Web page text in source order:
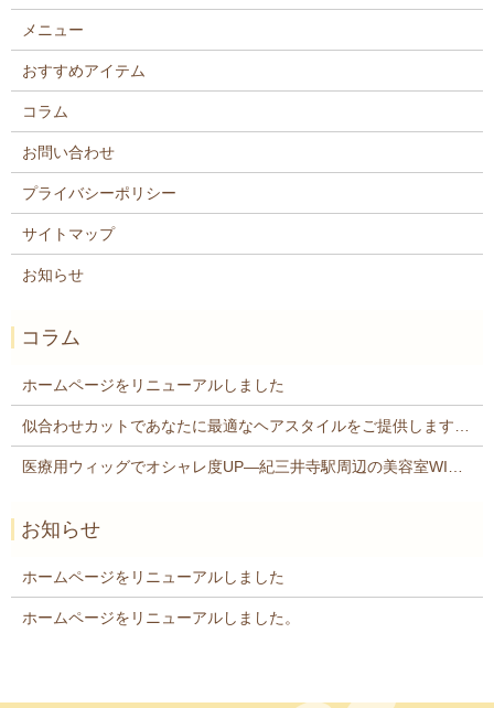
メニュー
おすすめアイテム
コラム
お問い合わせ
プライバシーポリシー
サイトマップ
お知らせ
コラム
ホームページをリニューアルしました
似合わせカットであなたに最適なヘアスタイルをご提供します紀三井寺駅近くの美容院WISTERIA
医療用ウィッグでオシャレ度UP―紀三井寺駅周辺の美容室WISTERIA
お知らせ
ホームページをリニューアルしました
ホームページをリニューアルしました。